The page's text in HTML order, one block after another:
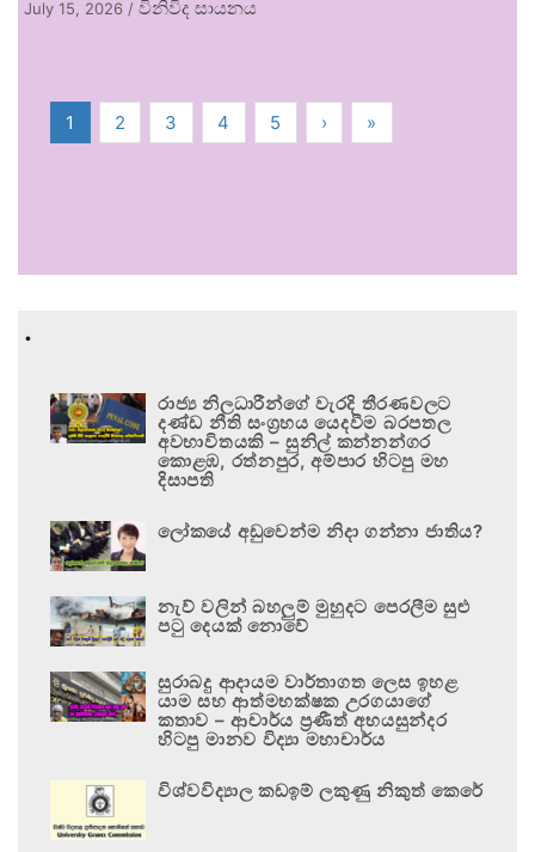
July 15, 2026 / විනිවිද සායනය
1 2 3 4 5 › »
.
රාජ්‍ය නිලධාරීන්ගේ වැරදි තීරණවලට
දණ්ඩ නීති සංග්‍රහය යෙදවීම බරපතල
අවභාවිතයකි – සුනිල් කන්නන්ගර
කොළඹ, රත්නපුර, අම්පාර හිටපු මහ
දිසාපති
ලෝකයේ අඩුවෙන්ම නිදා ගන්නා ජාතිය?
නැව් වලින් බහලුම් මුහුදට පෙරලීම සුළු
පටු දෙයක් නොවේ
සුරාබදු ආදායම වාර්තාගත ලෙස ඉහළ
යාම සහ ආත්මභක්ෂක උරගයාගේ
කතාව – ආචාර්ය ප්‍රණීත් අභයසුන්දර
හිටපු මානව විද්‍යා මහාචාර්ය
විශ්වවිද්‍යාල කඩඉම් ලකුණු නිකුත් කෙරේ